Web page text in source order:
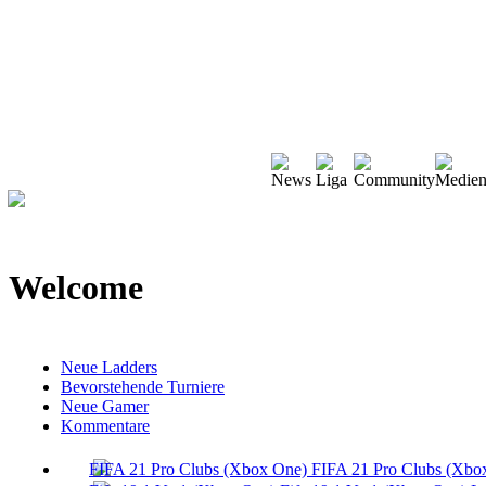
Welcome
Neue Ladders
Bevorstehende Turniere
Neue Gamer
Kommentare
FIFA 21 Pro Clubs